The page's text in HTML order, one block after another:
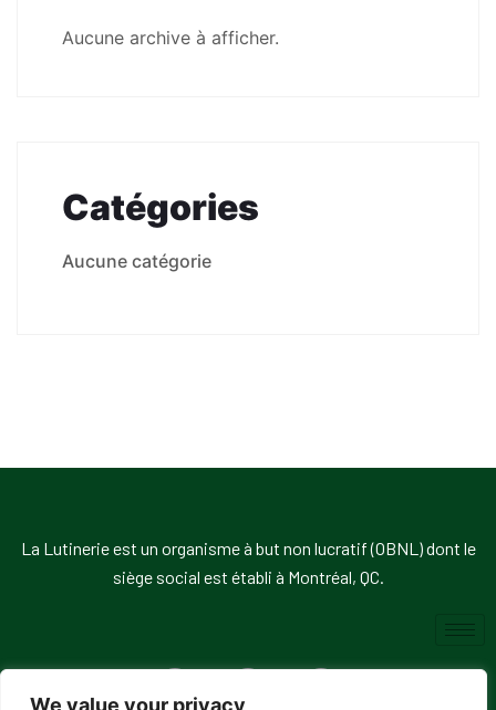
We value your privacy
Aucune archive à afficher.
Catégories
Aucune catégorie
La Lutinerie est un organisme à but non lucratif (OBNL) dont le
siège social est établi à Montréal, QC.